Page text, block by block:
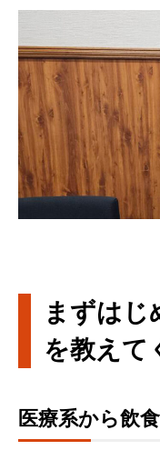
まずはじ
を教えて
医療系から飲